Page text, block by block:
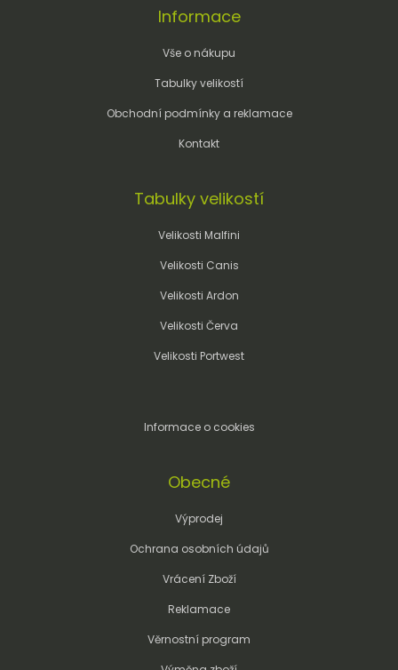
Informace
Vše o nákupu
Tabulky velikostí
Obchodní podmínky a reklamace
Kontakt
Tabulky velikostí
Velikosti Malfini
Velikosti Canis
Velikosti Ardon
Velikosti Červa
Velikosti Portwest
Informace o cookies
Obecné
Výprodej
Ochrana osobních údajů
Vrácení Zboží
Reklamace
Věrnostní program